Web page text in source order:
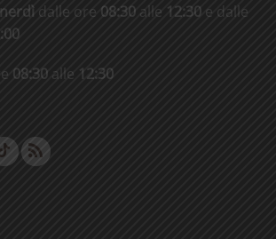
dalle ore 08:30 alle 12:30 e dalle
08:30 alle 12:30